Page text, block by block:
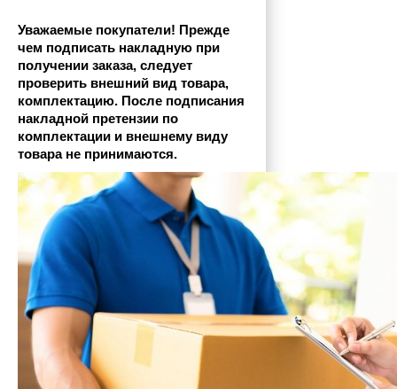
Уважаемые покупатели! Прежде
чем подписать накладную при
получении заказа, следует
проверить внешний вид товара,
комплектацию. После подписания
накладной претензии по
комплектации и внешнему виду
товара не принимаются.